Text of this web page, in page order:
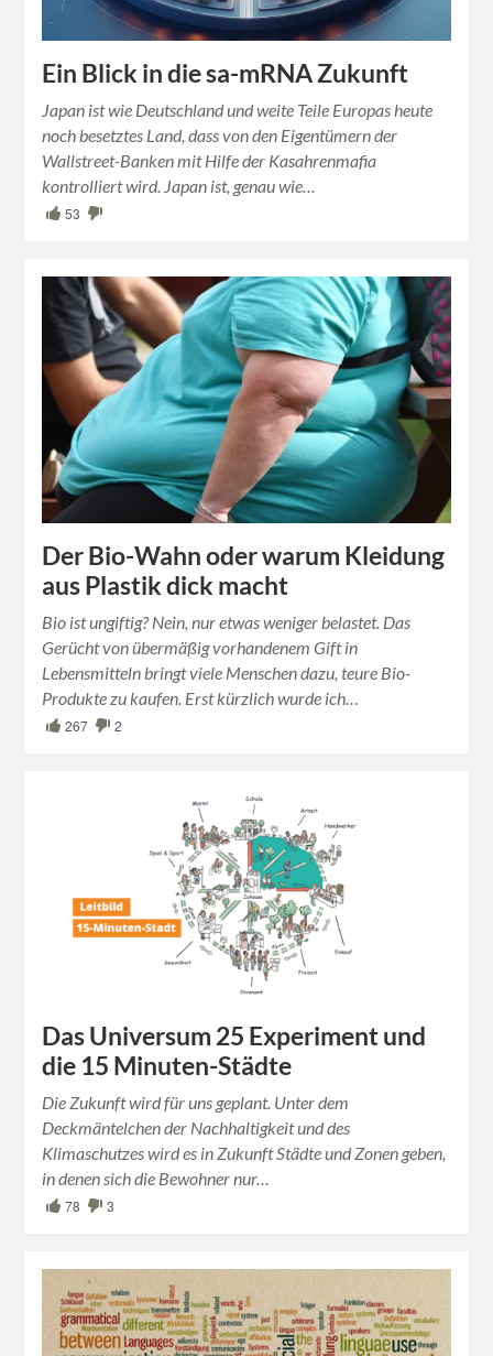
Ein Blick in die sa-mRNA Zukunft
Japan ist wie Deutschland und weite Teile Europas heute
noch besetztes Land, dass von den Eigentümern der
Wallstreet-Banken mit Hilfe der Kasahrenmafia
kontrolliert wird. Japan ist, genau wie…
53
Der Bio-Wahn oder warum Kleidung
aus Plastik dick macht
Bio ist ungiftig? Nein, nur etwas weniger belastet. Das
Gerücht von übermäßig vorhandenem Gift in
Lebensmitteln bringt viele Menschen dazu, teure Bio-
Produkte zu kaufen. Erst kürzlich wurde ich…
267 2
Das Universum 25 Experiment und
die 15 Minuten-Städte
Die Zukunft wird für uns geplant. Unter dem
Deckmäntelchen der Nachhaltigkeit und des
Klimaschutzes wird es in Zukunft Städte und Zonen geben,
in denen sich die Bewohner nur…
78 3